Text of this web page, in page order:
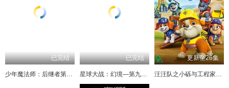
已完结
少年魔法师：后继者第三季
已完结
星球大战：幻境—第九个绝地武士
更新至26集
汪汪队之小砾与工程家族第三季